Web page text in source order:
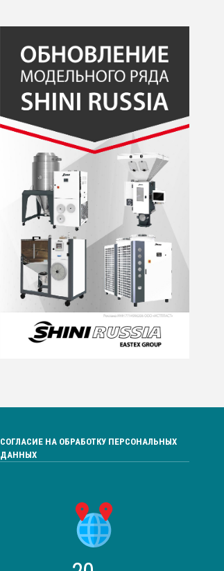
СОГЛАСИЕ НА ОБРАБОТКУ ПЕРСОНАЛЬНЫХ
ДАННЫХ